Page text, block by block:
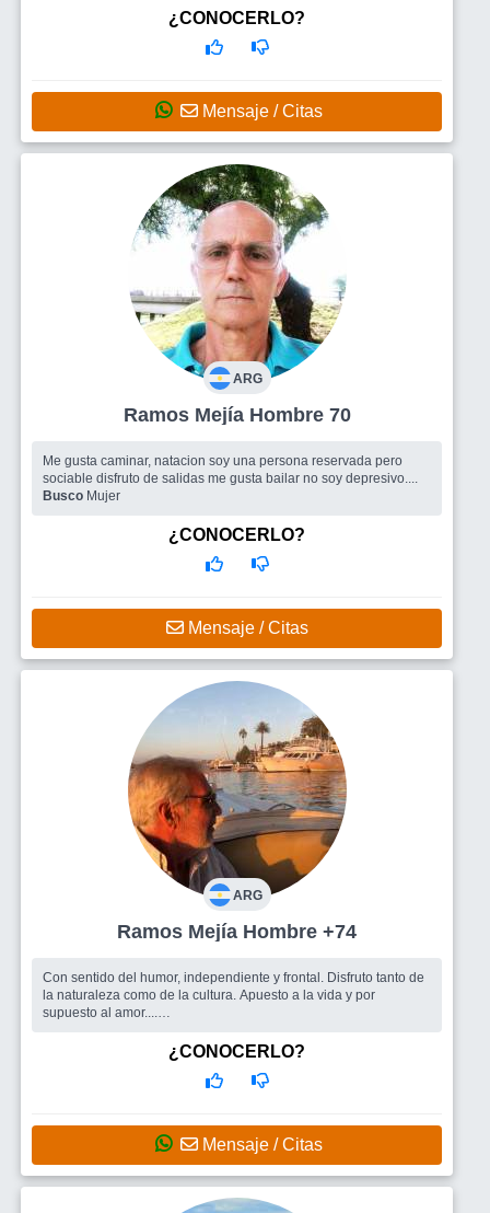
¿CONOCERLO?
Mensaje / Citas
ARG
Ramos Mejía Hombre 70
Me gusta caminar, natacion soy una persona reservada pero
sociable disfruto de salidas me gusta bailar no soy depresivo....
Busco Mujer
¿CONOCERLO?
Mensaje / Citas
ARG
Ramos Mejía Hombre +74
Con sentido del humor, independiente y frontal. Disfruto tanto de
la naturaleza como de la cultura. Apuesto a la vida y por
supuesto al amor....
nos queda por recorrer. Que sea afectuosa, inteligente, sincera y
¿CONOCERLO?
Mensaje / Citas